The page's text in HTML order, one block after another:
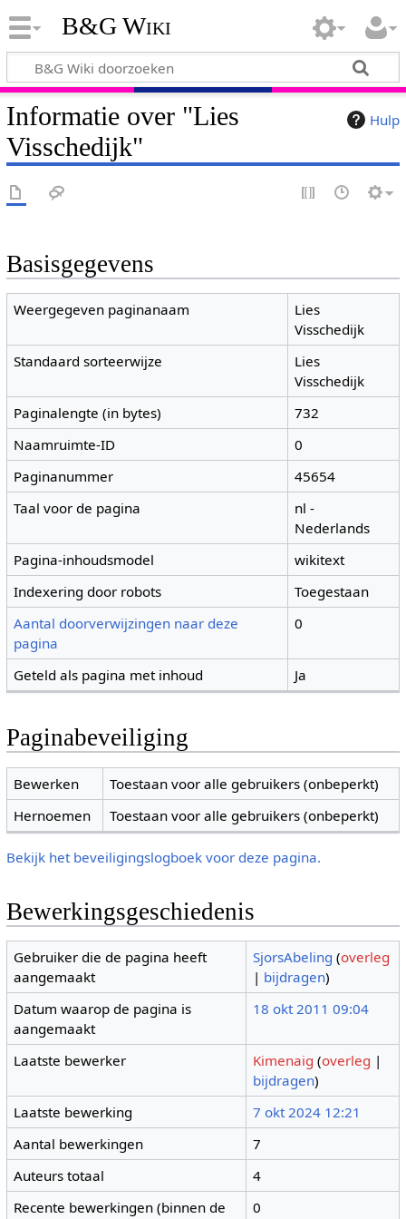
B&G Wiki
Hulp
Informatie over "Lies
Visschedijk"
Basisgegevens
Weergegeven paginanaam
Lies
Visschedijk
Standaard sorteerwijze
Lies
Visschedijk
Paginalengte (in bytes)
732
Naamruimte-ID
0
Paginanummer
45654
Taal voor de pagina
nl -
Nederlands
Pagina-inhoudsmodel
wikitext
Indexering door robots
Toegestaan
Aantal doorverwijzingen naar deze
pagina
0
Geteld als pagina met inhoud Ja
Paginabeveiliging
Bewerken
Toestaan voor alle gebruikers (onbeperkt)
Hernoemen
Toestaan voor alle gebruikers (onbeperkt)
Bekijk het beveiligingslogboek voor deze pagina.
Bewerkingsgeschiedenis
Gebruiker die de pagina heeft
aangemaakt
SjorsAbeling (overleg
| bijdragen)
Datum waarop de pagina is
aangemaakt
18 okt 2011 09:04
Laatste bewerker Kimenaig (overleg |
bijdragen)
Laatste bewerking
7 okt 2024 12:21
Aantal bewerkingen
7
Auteurs totaal
4
Recente bewerkingen (binnen de
0